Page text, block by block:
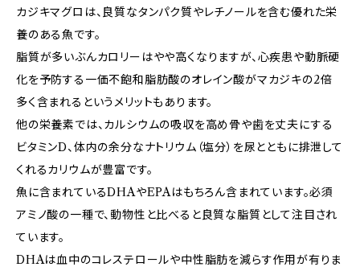
カジキマグロは、良質なタンパク質やレチノールを含む優れた栄
養のある魚です。
脂質が多いぶんカロリーはやや高くなりますが、心疾患や動脈硬
化を予防する一価不飽和脂肪酸のオレイン酸がマカジキの2倍
多く含まれるというメリットもあります。
他の栄養素では、カルシウムの吸収を高め骨や歯を丈夫にする
ビタミンD、体内の余分なナトリウム（塩分）を尿とともに排泄して
くれるカリウムが豊富です。
魚に含まれているDHAやEPAはもちろん含まれています。必須
アミノ酸の一種で、動物性と比べると良質な脂質として注目され
ています。
DHAは血中のコレステロールや中性脂肪を減らす作用が有りま